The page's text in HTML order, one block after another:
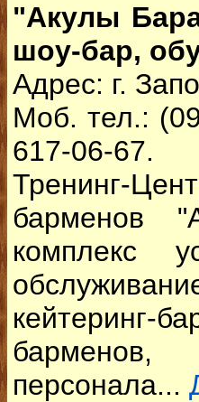
"Акулы
шоу-бар,
Адрес: г.
Моб. тел.:
617-06-67.
Тренинг-
барменов
комплекс
кейтеринг-
барменов,
персонала...